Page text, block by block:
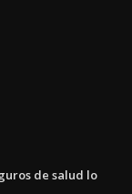
de salud lo